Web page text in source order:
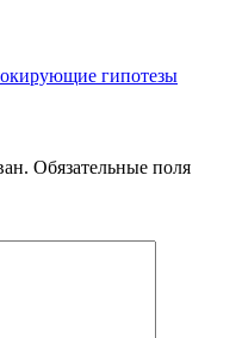
гипотезы
Обязательные поля